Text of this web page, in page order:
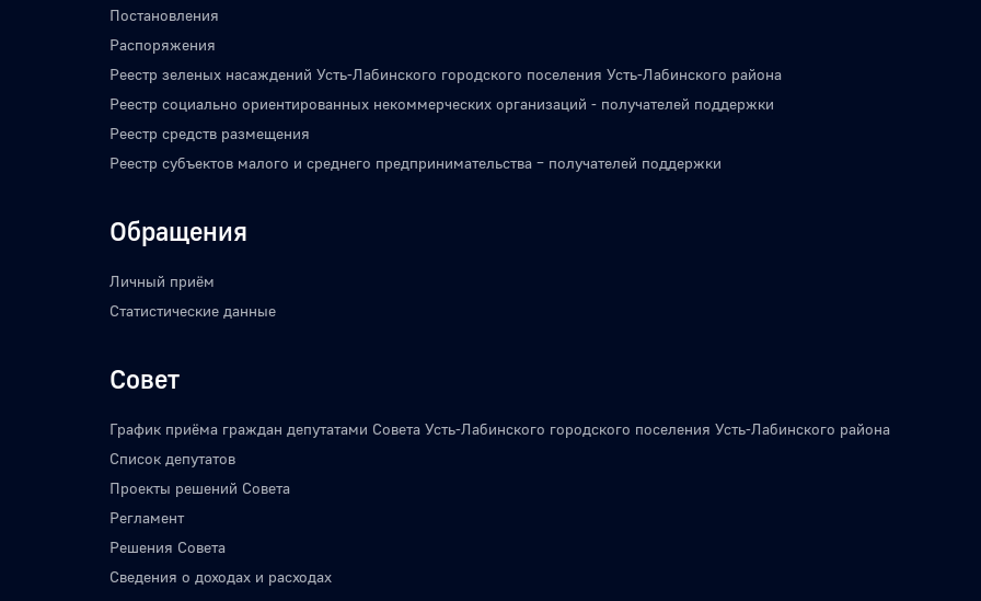
Постановления
Распоряжения
Реестр зеленых насаждений Усть-Лабинского городского поселения Усть-Лабинского района
Реестр социально ориентированных некоммерческих организаций - получателей поддержки
Реестр средств размещения
Реестр субъектов малого и среднего предпринимательства – получателей поддержки
Обращения
Личный приём
Статистические данные
Совет
График приёма граждан депутатами Совета Усть-Лабинского городского поселения Усть-Лабинского района
Список депутатов
Проекты решений Совета
Регламент
Решения Совета
Сведения о доходах и расходах